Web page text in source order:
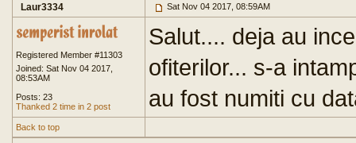
Laur3334 Sat Nov 04 2017, 08:59AM
Registered Member #11303
Joined: Sat Nov 04 2017,
08:53AM
Posts: 23
Thanked 2 time in 2 post
Salut.... deja au
ofiterilor... s-a
au fost numiti cu
Back to top